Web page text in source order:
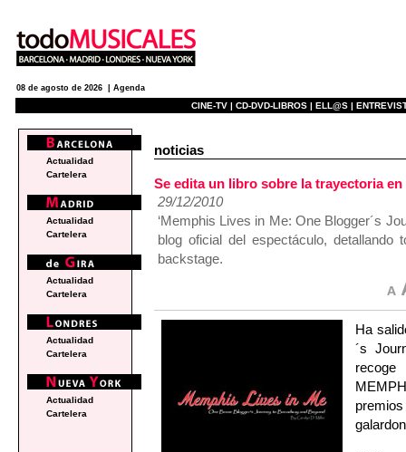
08 de agosto de 2026 | Agenda
CINE-TV | CD-DVD-LIBROS | ELL@S |
noticias
Se edita un libro sobre la trayectoria
29/12/2010
‘Memphis Lives in Me: One Blogger´s
blog oficial del espectáculo,
backstage.
Ha
´s
Actualidad
Cartelera
Actualidad
Cartelera
Actualidad
Cartelera
Actualidad
Cartelera
Actualidad
Cartelera